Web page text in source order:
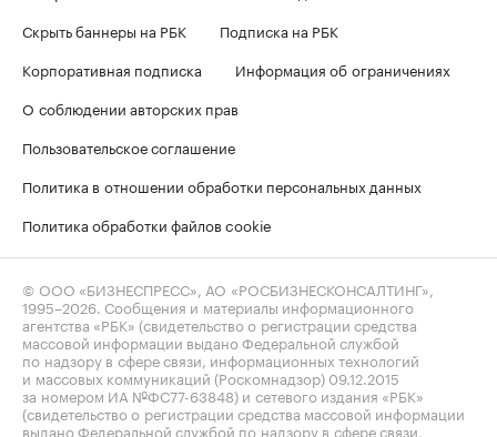
Скрыть баннеры на РБК
Подписка на РБК
Корпоративная подписка
Информация об ограничениях
О соблюдении авторских прав
Пользовательское соглашение
Политика в отношении обработки персональных данных
Политика обработки файлов cookie
© ООО «БИЗНЕСПРЕСС», АО «РОСБИЗНЕСКОНСАЛТИНГ»,
1995–2026 . Сообщения и материалы информационного
агентства «РБК» (свидетельство о регистрации средства
массовой информации выдано Федеральной службой
по надзору в сфере связи, информационных технологий
и массовых коммуникаций (Роскомнадзор) 09.12.2015
за номером ИА №ФС77-63848) и сетевого издания «РБК»
(свидетельство о регистрации средства массовой информации
выдано Федеральной службой по надзору в сфере связи,